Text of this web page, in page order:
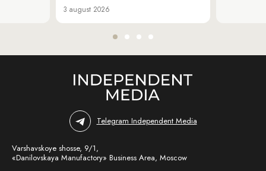
3 august 2026
Telegram Independent Media
Varshavskoye shosse, 9/1,
«Danilovskaya Manufactory» Business Area, Moscow